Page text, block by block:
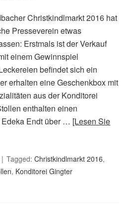
Christkindlmarkt 2016 hat
Presseverein etwas
Erstmals ist der Verkauf
einem Gewinnspiel
befindet sich ein
erhalten eine Geschenkbox mit
aus der Konditorei
enthalten einen
Endt über … [Lesen Sie
Tagged:Christkindlmarkt 2016,
, Konditorei Gingter